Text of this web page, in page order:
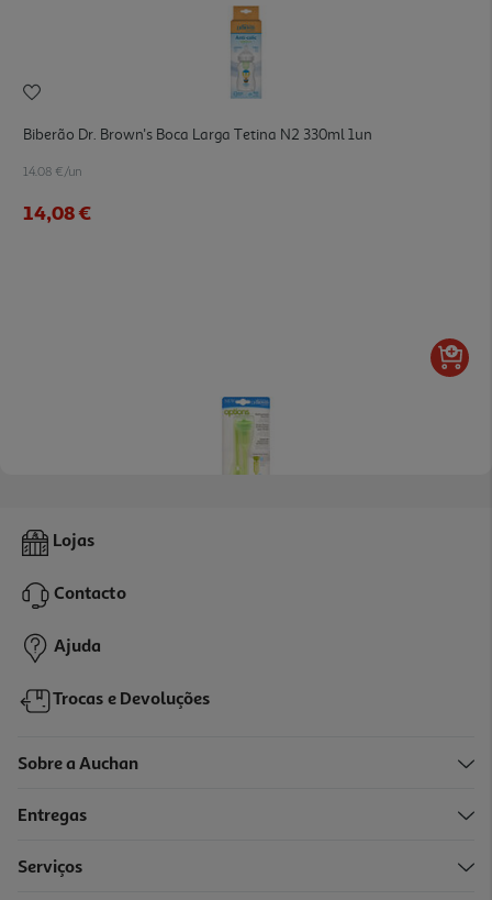
Biberão Dr. Brown's Boca Larga Tetina N2 330ml 1un
14.08 €/un
14,08 €
Kit Substituição Dr. Brown's Boca Larga 2un
5,99 €
Lojas
Contacto
Ajuda
Trocas e Devoluções
Sobre a Auchan
Entregas
Serviços